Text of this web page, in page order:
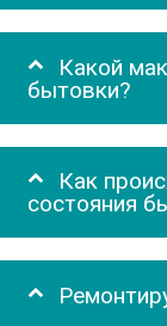
Какой
бытовки?
Как
состояния